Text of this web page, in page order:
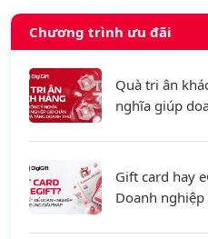
Chương trình ưu đãi
Quà tri ân
nghĩa giúp
Gift card hay
Doanh